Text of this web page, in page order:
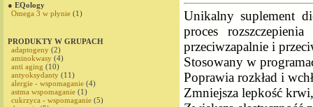
● EQology
Omega 3 w płynie (1)
PRODUKTY W GRUPACH
adaptogeny (2)
aminokwasy (4)
anti aging (10)
antyoksydanty (11)
alergie - wspomaganie (4)
astma wspomaganie (1)
cukrzyca - wspomaganie (5)
Unikalny suplement
proces
przeciwzapalnie i
Stosowany w
Poprawia rozkład i
Zmniejsza lepkość